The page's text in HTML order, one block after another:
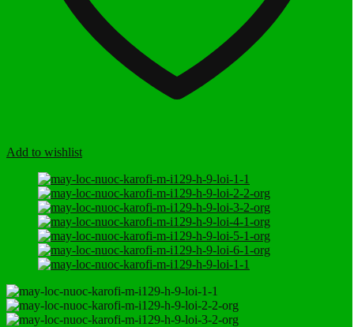
Add to wishlist